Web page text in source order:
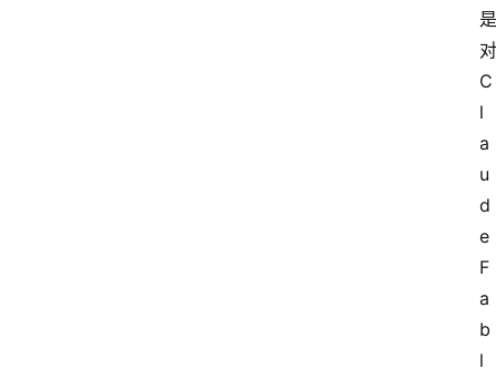
是
对
C
l
a
u
d
e
F
a
b
l